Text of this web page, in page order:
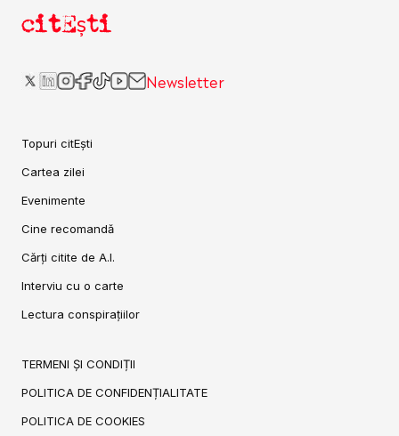
citEști
Newsletter
Topuri citEști
Cartea zilei
Evenimente
Cine recomandă
Cărți citite de A.I.
Interviu cu o carte
Lectura conspirațiilor
TERMENI ȘI CONDIȚII
POLITICA DE CONFIDENȚIALITATE
POLITICA DE COOKIES